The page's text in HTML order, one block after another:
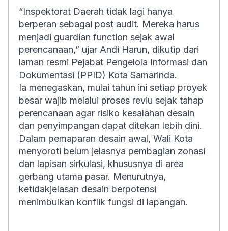
“Inspektorat Daerah tidak lagi hanya
berperan sebagai post audit. Mereka harus
menjadi guardian function sejak awal
perencanaan,” ujar Andi Harun, dikutip dari
laman resmi Pejabat Pengelola Informasi dan
Dokumentasi (PPID) Kota Samarinda.
Ia menegaskan, mulai tahun ini setiap proyek
besar wajib melalui proses reviu sejak tahap
perencanaan agar risiko kesalahan desain
dan penyimpangan dapat ditekan lebih dini.
Dalam pemaparan desain awal, Wali Kota
menyoroti belum jelasnya pembagian zonasi
dan lapisan sirkulasi, khususnya di area
gerbang utama pasar. Menurutnya,
ketidakjelasan desain berpotensi
menimbulkan konflik fungsi di lapangan.